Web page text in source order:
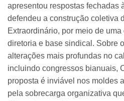
apresentou respostas fechadas
defendeu a construção coletiva
Extraordinário, por meio de
diretoria e base sindical. Sobre
alterações mais profundas no
incluindo congressos bianuais,
proposta é inviável nos moldes
pela sobrecarga organizativa